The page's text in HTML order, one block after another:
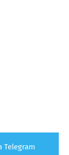
Telegram